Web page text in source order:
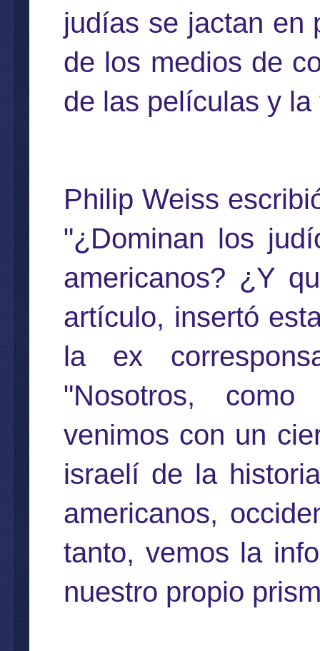
judías se jactan en
de los medios de
de las películas y
Philip Weiss
"¿Dominan los
americanos? ¿Y
artículo, insertó
la ex
"Nosotros,
venimos con un
israelí de la
americanos,
tanto, vemos la
nuestro propio